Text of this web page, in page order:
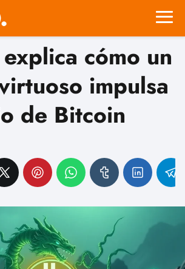
cómo un
impulsa
de Bitcoin